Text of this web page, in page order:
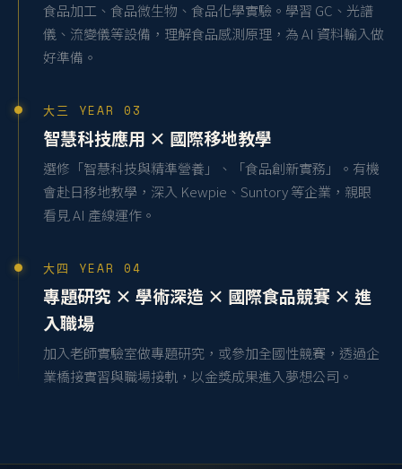
食品加工、食品微生物、食品化學實驗。學習 GC、光譜
儀、流變儀等設備，理解食品感測原理，為 AI 資料輸入做
好準備。
大三 YEAR 03
智慧科技應用 × 國際移地教學
選修「智慧科技與精準營養」、「食品創新實務」。有機
會赴日移地教學，深入 Kewpie、Suntory 等企業，親眼
看見 AI 產線運作。
大四 YEAR 04
專題研究 × 學術深造 × 國際食品競賽 × 進
入職場
加入老師實驗室做專題研究，或參加全國性競賽，透過企
業橋接實習與職場接軌，以金獎成果進入夢想公司。